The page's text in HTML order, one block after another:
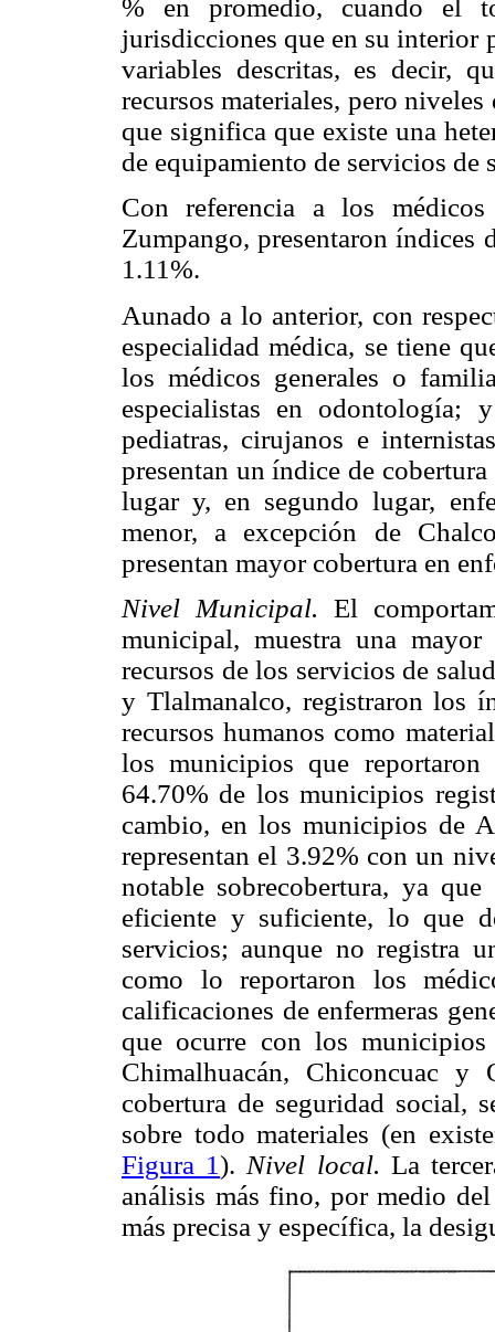
% en promedio, cuando el
jurisdicciones que en su interior
variables descritas, es decir,
recursos materiales, pero
que significa que existe una
de equipamiento de servicios de
Con referencia a los
Zumpango, presentaron índices
1.11%.
Aunado a lo anterior, con
especialidad médica, se tiene
los médicos generales o
especialistas en odontología;
pediatras, cirujanos e
presentan un índice de
lugar y, en segundo lugar,
menor, a excepción de
presentan mayor cobertura en
Nivel Municipal. El
municipal, muestra una
recursos de los servicios de
y Tlalmanalco, registraron los
recursos humanos como
los municipios que
64.70% de los municipios
cambio, en los municipios de
representan el 3.92% con un
notable sobrecobertura, ya
eficiente y suficiente, lo que
servicios; aunque no registra
como lo reportaron los
calificaciones de enfermeras
que ocurre con los
Chimalhuacán, Chiconcuac
cobertura de seguridad social,
sobre todo materiales (en
Figura 1). Nivel local. La
análisis más fino, por medio
más precisa y específica, la